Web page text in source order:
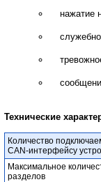
нажатие
Технические
Количество
CAN-интерфейсу
Максимальное
разделов